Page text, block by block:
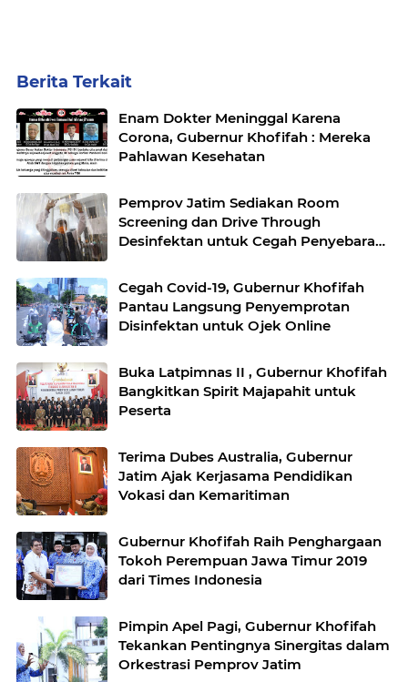
Berita Terkait
Enam Dokter Meninggal Karena
Corona, Gubernur Khofifah : Mereka
Pahlawan Kesehatan
Pemprov Jatim Sediakan Room
Screening dan Drive Through
Desinfektan untuk Cegah Penyebaran
Cegah Covid-19, Gubernur Khofifah
Pantau Langsung Penyemprotan
Disinfektan untuk Ojek Online
Buka Latpimnas II , Gubernur Khofifah
Bangkitkan Spirit Majapahit untuk
Peserta
Terima Dubes Australia, Gubernur
Jatim Ajak Kerjasama Pendidikan
Vokasi dan Kemaritiman
Gubernur Khofifah Raih Penghargaan
Tokoh Perempuan Jawa Timur 2019
dari Times Indonesia
Pimpin Apel Pagi, Gubernur Khofifah
Tekankan Pentingnya Sinergitas dalam
Orkestrasi Pemprov Jatim